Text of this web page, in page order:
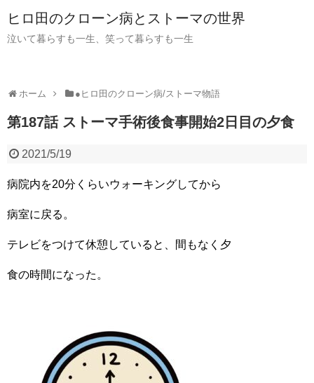
ヒロ田のクローン病とストーマの世界
泣いて暮らすも一生、笑って暮らすも一生
ホーム ●ヒロ田のクローン病/ストーマ物語
第187話 ストーマ手術後食事開始2日目の夕食
2021/5/19
病院内を20分くらいウォーキングしてから
病室に戻る。
テレビをつけて休憩していると、間もなく夕
食の時間になった。